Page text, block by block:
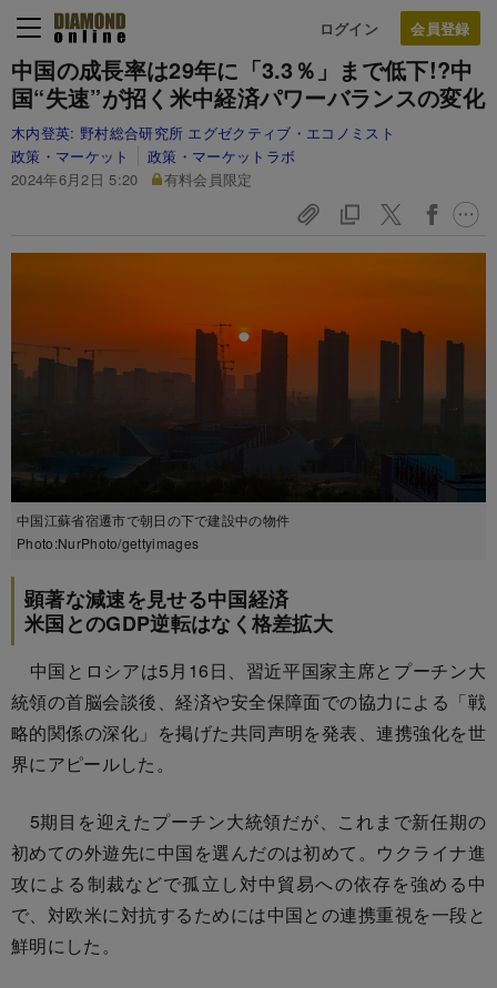
ログイン
中国の成長率は29年に「3.3％」まで低下!?中
国“失速”が招く米中経済パワーバランスの変化
木内登英: 野村総合研究所 エグゼクティブ・エコノミスト
政策・マーケット
政策・マーケットラボ
2024年6月2日 5:20
有料会員限定
中国江蘇省宿遷市で朝日の下で建設中の物件
Photo:NurPhoto/gettyimages
顕著な減速を見せる中国経済
米国とのGDP逆転はなく格差拡大
中国とロシアは5月16日、習近平国家主席とプーチン大
統領の首脳会談後、経済や安全保障面での協力による「戦
略的関係の深化」を掲げた共同声明を発表、連携強化を世
界にアピールした。
5期目を迎えたプーチン大統領だが、これまで新任期の
初めての外遊先に中国を選んだのは初めて。ウクライナ進
攻による制裁などで孤立し対中貿易への依存を強める中
で、対欧米に対抗するためには中国との連携重視を一段と
鮮明にした。